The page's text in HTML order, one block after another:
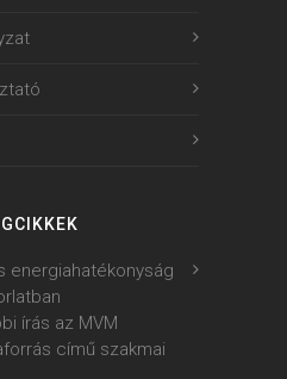
energiahatékonyság
írás az MVM
című szakmai